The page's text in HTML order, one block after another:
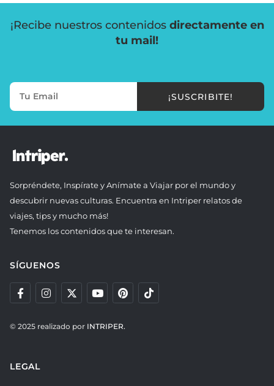
¡Recibe nuestros contenidos directamente en
tu mail!
¡SUSCRIBITE!
Sorpréndete, Inspírate y Anímate a Viajar por el mundo y
descubrir nuevas culturas. Encuentra en Intriper relatos de
viajes, tips y mucho más!
Tenemos los contenidos que te interesan.
SÍGUENOS
© 2025 realizado por INTRIPER.
LEGAL